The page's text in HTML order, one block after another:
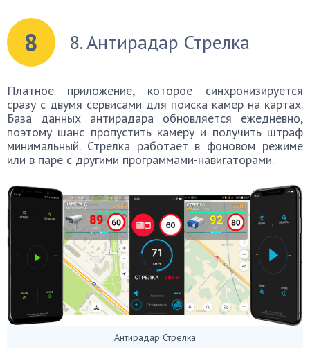
8 8. Антирадар Стрелка
Платное приложение, которое синхронизируется
сразу с двумя сервисами для поиска камер на картах.
База данных антирадара обновляется ежедневно,
поэтому шанс пропустить камеру и получить штраф
минимальный. Стрелка работает в фоновом режиме
или в паре с другими программами-навигаторами.
Антирадар Стрелка